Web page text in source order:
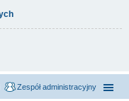
Zespół administracyjny